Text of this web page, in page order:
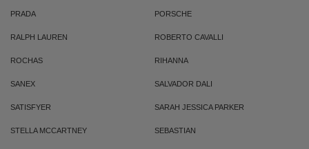
PRADA PORSCHE
RALPH LAUREN ROBERTO CAVALLI
ROCHAS RIHANNA
SANEX SALVADOR DALI
SATISFYER SARAH JESSICA PARKER
STELLA MCCARTNEY SEBASTIAN